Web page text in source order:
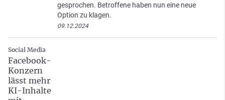
gesprochen. Betroffene haben nun eine neue
Option zu klagen.
09.12.2024
Social Media
Facebook-
Konzern
lässt mehr
KI-Inhalte